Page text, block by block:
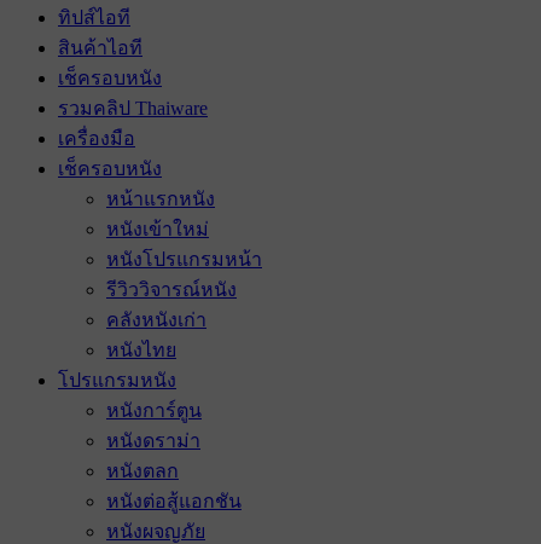
ทิปส์ไอที
สินค้าไอที
เช็ครอบหนัง
รวมคลิป Thaiware
เครื่องมือ
เช็ครอบหนัง
หน้าแรกหนัง
หนังเข้าใหม่
หนังโปรแกรมหน้า
รีวิววิจารณ์หนัง
คลังหนังเก่า
หนังไทย
โปรแกรมหนัง
หนังการ์ตูน
หนังดราม่า
หนังตลก
หนังต่อสู้แอกชัน
หนังผจญภัย